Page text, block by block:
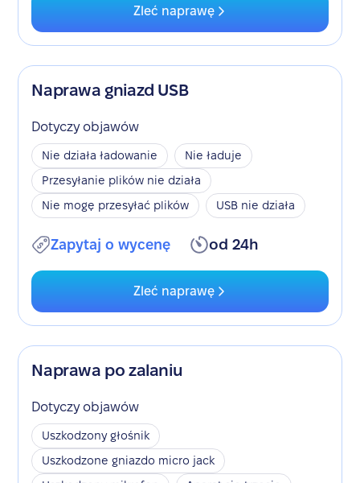
Zleć naprawę
Naprawa gniazd USB
Dotyczy objawów
Nie działa ładowanie
Nie ładuje
Przesyłanie plików nie działa
Nie mogę przesyłać plików
USB nie działa
Zapytaj o wycenę od 24h
Zleć naprawę
Naprawa po zalaniu
Dotyczy objawów
Uszkodzony głośnik
Uszkodzone gniazdo micro jack